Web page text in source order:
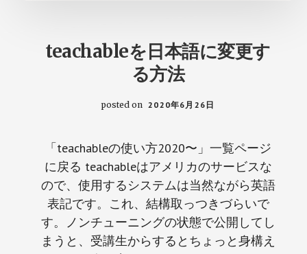
teachableを日本語に変更す
る方法
posted on 2020年6月26日
「teachableの使い方2020〜」一覧ページ
に戻る teachableはアメリカのサービスな
ので、使用するシステムは当然ながら英語
表記です。これ、結構取っつきづらいで
す。ノンチューニングの状態で公開してし
まうと、受講生からするとちょっと身構え